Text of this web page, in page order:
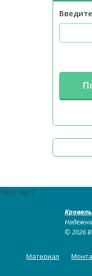
тест тест
© 2026
Материал